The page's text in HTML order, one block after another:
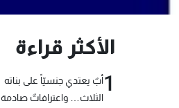
الأكثر قراءة
1أبٌ يعتدي جنسيّاً على بناته
الثلاث… واعترافاتٌ صادمة